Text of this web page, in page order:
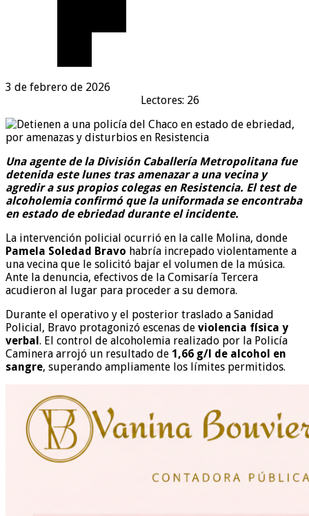
3 de febrero de 2026
Lectores: 26
Una agente de la División Caballería Metropolitana fue
detenida este lunes tras amenazar a una vecina y
agredir a sus propios colegas en Resistencia. El test de
alcoholemia confirmó que la uniformada se encontraba
en estado de ebriedad durante el incidente.
La intervención policial ocurrió en la calle Molina, donde
Pamela Soledad Bravo habría increpado violentamente a
una vecina que le solicitó bajar el volumen de la música.
Ante la denuncia, efectivos de la Comisaría Tercera
acudieron al lugar para proceder a su demora.
Durante el operativo y el posterior traslado a Sanidad
Policial, Bravo protagonizó escenas de violencia física y
verbal. El control de alcoholemia realizado por la Policía
Caminera arrojó un resultado de 1,66 g/l de alcohol en
sangre, superando ampliamente los límites permitidos.